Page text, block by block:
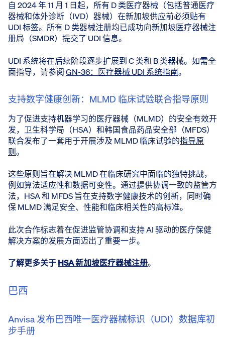
自 2024 年 11 月 1 日起，所有 D 类医疗器械（包括普通医疗
器械和体外诊断（IVD）器械）在新加坡供应前必须贴有
UDI 标签。所有 D 类器械注册均已成功向新加坡医疗器械注
册局（SMDR）提交了 UDI 信息。
UDI 系统将在后续阶段逐步扩展到 C 类和 B 类器械。如需全
面指导，请参阅GN-36：医疗器械 UDI 系统指南。
支持数字健康创新：MLMD 临床试验联合指导原则
为了促进支持机器学习的医疗器械（MLMD）的安全有效开
发，卫生科学局（HSA）和韩国食品药品安全部（MFDS）
联合发布了一套用于开展涉及 MLMD 临床试验的指导原
则。
这些原则旨在解决 MLMD 在临床研究中面临的独特挑战，
例如算法适应性和数据可变性。通过提供协调一致的监管方
法，HSA 和 MFDS 旨在支持数字健康技术的创新，同时确
保 MLMD 满足安全、性能和临床相关性的高标准。
此次合作标志着在促进监管协调和支持 AI 驱动的医疗保健
解决方案的发展方面迈出了重要一步。
了解更多关于HSA 新加坡医疗器械注册。
巴西
Anvisa 发布巴西唯一医疗器械标识（UDI）数据库初
步手册